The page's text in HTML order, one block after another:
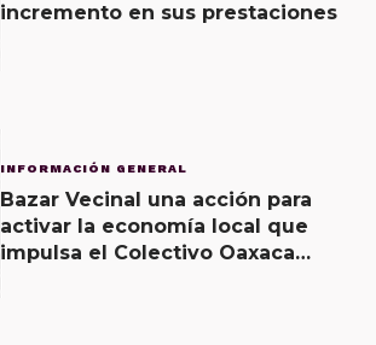
incremento en sus prestaciones
INFORMACIÓN GENERAL
Bazar Vecinal una acción para
activar la economía local que
impulsa el Colectivo Oaxaca